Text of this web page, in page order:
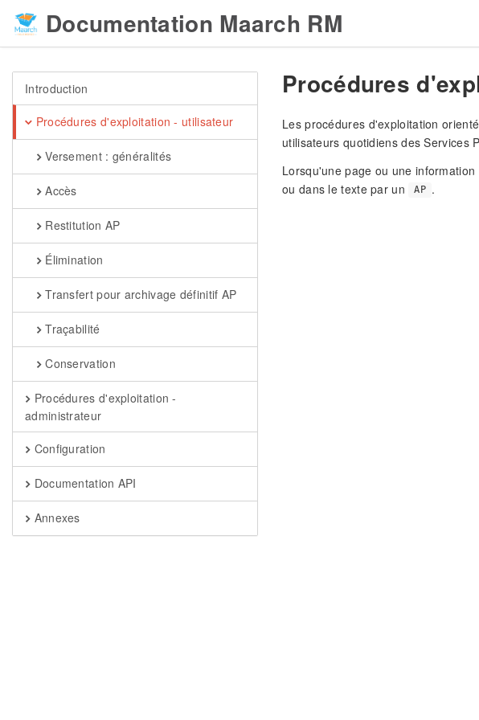
Documentation Maarch RM
Introduction
Procédures d'exploitation - utilisateur
Versement : généralités
Accès
Restitution AP
Élimination
Transfert pour archivage définitif AP
Traçabilité
Conservation
Procédures d'exploitation -
administrateur
Configuration
Documentation API
Annexes
Procédures
Les procédures d'exploitation
utilisateurs quotidiens des Services
Lorsqu'une page ou une
ou dans le texte par un
AP .